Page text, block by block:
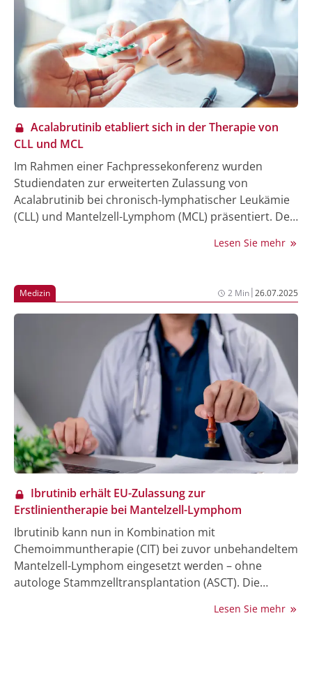
Acalabrutinib etabliert sich in der Therapie von
CLL und MCL
Im Rahmen einer Fachpressekonferenz wurden
Studiendaten zur erweiterten Zulassung von
Acalabrutinib bei chronisch-lymphatischer Leukämie
(CLL) und Mantelzell-Lymphom (MCL) präsentiert. Der
für eine zeitlich begrenzte Erstlinientherapie bei CLL
einsetzbar.
Lesen Sie mehr
Medizin 2 Min|26.07.2025
Ibrutinib erhält EU-Zulassung zur
Erstlinientherapie bei Mantelzell-Lymphom
Ibrutinib kann nun in Kombination mit
Chemoimmuntherapie (CIT) bei zuvor unbehandeltem
Mantelzell-Lymphom eingesetzt werden – ohne
autologe Stammzelltransplantation (ASCT). Die
Lesen Sie mehr